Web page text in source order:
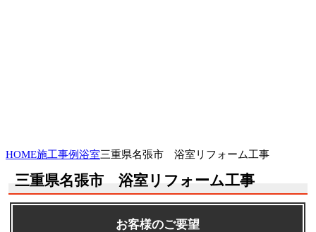
HOME施工事例浴室三重県名張市 浴室リフォーム工事
三重県名張市 浴室リフォーム工事
お客様のご要望